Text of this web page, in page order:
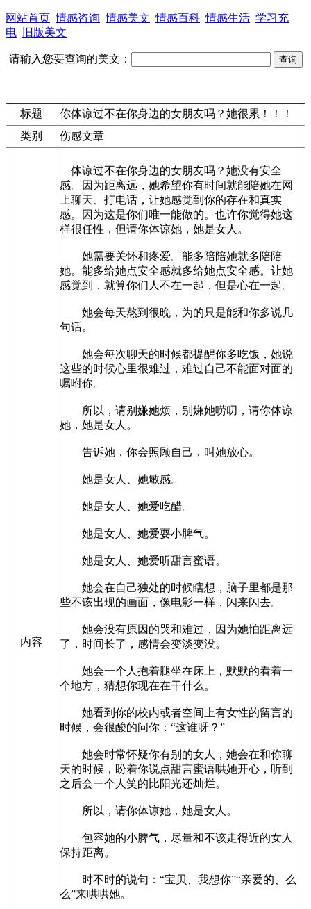
网站首页 情感咨询 情感美文 情感百科 情感生活 学习充
电
旧版美文
请输入您要查询的美文：
标题
你体谅过不在你身边的女朋友吗？她很累！！！
类别
伤感文章
内容
体谅过不在你身边的女朋友吗？她没有安全
感。因为距离远，她希望你有时间就能陪她在网
上聊天、打电话，让她感觉到你的存在和真实
感。因为这是你们唯一能做的。也许你觉得她这
样很任性，但请你体谅她，她是女人。
她需要关怀和疼爱。能多陪陪她就多陪陪
她。能多给她点安全感就多给她点安全感。让她
感觉到，就算你们人不在一起，但是心在一起。
她会每天熬到很晚，为的只是能和你多说几
句话。
她会每次聊天的时候都提醒你多吃饭，她说
这些的时候心里很难过，难过自己不能面对面的
嘱咐你。
所以，请别嫌她烦，别嫌她唠叨，请你体谅
她，她是女人。
告诉她，你会照顾自己，叫她放心。
她是女人、她敏感。
她是女人、她爱吃醋。
她是女人、她爱耍小脾气。
她是女人、她爱听甜言蜜语。
她会在自己独处的时候瞎想，脑子里都是那
些不该出现的画面，像电影一样，闪来闪去。
她会没有原因的哭和难过，因为她怕距离远
了，时间长了，感情会变淡变没。
她会一个人抱着腿坐在床上，默默的看着一
个地方，猜想你现在在干什么。
她看到你的校内或者空间上有女性的留言的
时候，会很酸的问你：“这谁呀？”
她会时常怀疑你有别的女人，她会在和你聊
天的时候，盼着你说点甜言蜜语哄她开心，听到
之后会一个人笑的比阳光还灿烂。
所以，请你体谅她，她是女人。
包容她的小脾气，尽量和不该走得近的女人
保持距离。
时不时的说句：“宝贝、我想你”“亲爱的、么
么”来哄哄她。